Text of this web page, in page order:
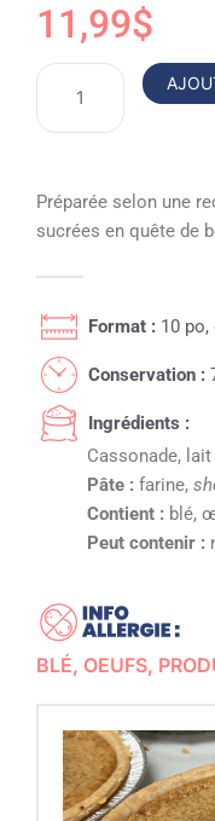
11,99$
quantité
Tarte
sucre
Préparée selon une
sucrées en quête de
Format :10 po,
Conservation :
Ingrédients :
Cassonade,
Pâte : farine,
Contient : blé,
Peut contenir :
BLÉ, OEUFS,